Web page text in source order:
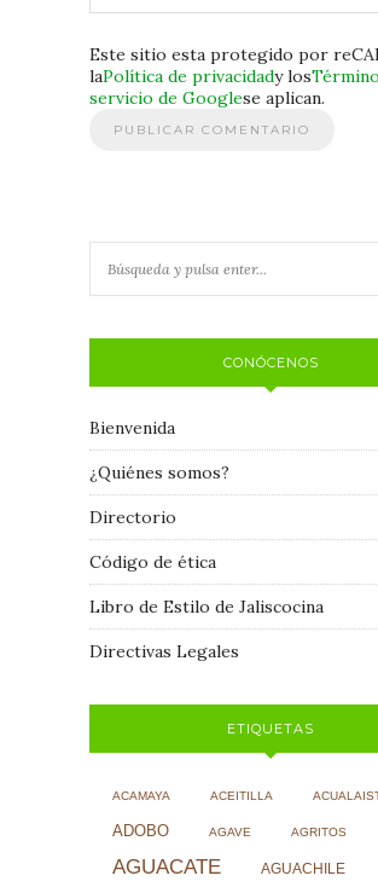
Este sitio esta protegido por
laPolítica de privacidady los
servicio de Googlese aplican.
CONÓCENOS
Bienvenida
¿Quiénes somos?
Directorio
Código de ética
Libro de Estilo de Jaliscocina
Directivas Legales
ETIQUETAS
ACAMAYA ACEITILLA
ADOBO AGAVE AGRITOS
AGUACATE AGUACHILE